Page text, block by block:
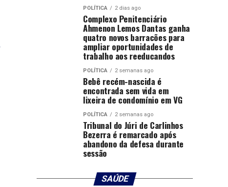
POLÍTICA 2 dias ago
Complexo Penitenciário
Ahmenon Lemos Dantas ganha
quatro novos barracões para
ampliar oportunidades de
trabalho aos reeducandos
POLÍTICA 2 semanas ago
Bebê recém-nascida é
encontrada sem vida em
lixeira de condomínio em VG
POLÍTICA 2 semanas ago
Tribunal do Júri de Carlinhos
Bezerra é remarcado após
abandono da defesa durante
sessão
SAÚDE